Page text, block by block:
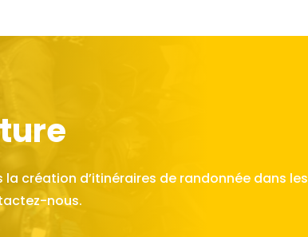
création d’itinéraires de randonnée dans les
nous.